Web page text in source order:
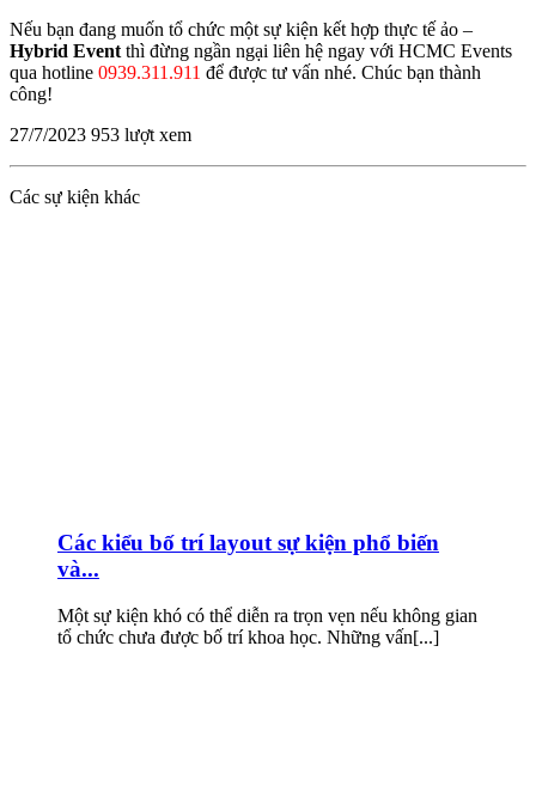
Nếu bạn đang muốn tổ chức một sự kiện kết hợp thực tế ảo –
Hybrid Event thì đừng ngần ngại liên hệ ngay với HCMC Events
qua hotline 0939.311.911 để được tư vấn nhé. Chúc bạn thành
công!
27/7/2023 953 lượt xem
Các sự kiện khác
Các kiểu bố trí layout sự kiện phổ biến
và...
Một sự kiện khó có thể diễn ra trọn vẹn nếu không gian
tổ chức chưa được bố trí khoa học. Những vấn[...]